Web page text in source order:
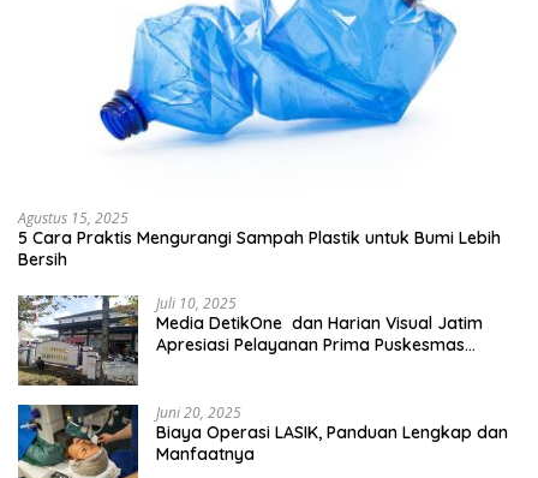
Agustus 15, 2025
5 Cara Praktis Mengurangi Sampah Plastik untuk Bumi Lebih
Bersih
Juli 10, 2025
Media DetikOne dan Harian Visual Jatim
Apresiasi Pelayanan Prima Puskesmas
Juni 20, 2025
Biaya Operasi LASIK, Panduan Lengkap dan
Manfaatnya